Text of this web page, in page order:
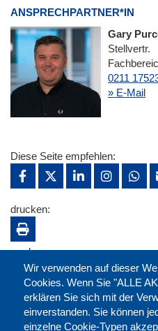
ANSPRECHPARTNER*IN
Gary
Stellvertr.
0211
» E-Mail
Wir verwenden auf dieser
Cookies. Wenn Sie "ALLE
erklären Sie sich mit der
einverstanden. Sie können
einzelne Cookie-Typen
Diese Seite empfehlen:
drucken:
merken: